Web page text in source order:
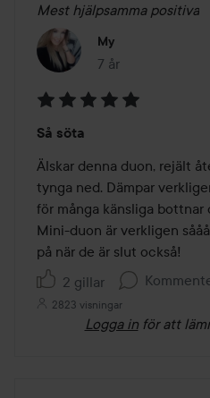
Mest hjälpsamma positiva
My
7 år
Inlägget skapades
5
av
5
Så söta
Älskar denna duon, rejält
tynga ned. Dämpar
för många känsliga bottnar
Mini-duon är verkligen
på när de är slut också!
2 gillar
2823 visningar
Logga in för att